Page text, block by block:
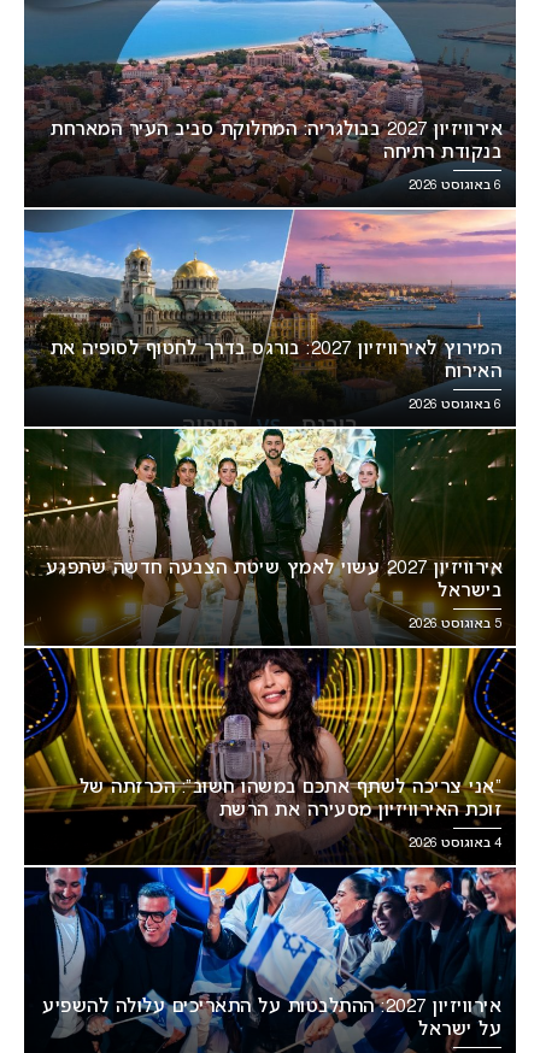
אירוויזיון 2027 בבולגריה: המחלוקת סביב העיר המארחת
בנקודת רתיחה
6 באוגוסט 2026
המירוץ לאירוויזיון 2027: בורגס בדרך לחטוף לסופיה את
האירוח
6 באוגוסט 2026
אירוויזיון 2027 עשוי לאמץ שיטת הצבעה חדשה שתפגע
בישראל
5 באוגוסט 2026
“אני צריכה לשתף אתכם במשהו חשוב”: הכרזתה של
זוכת האירוויזיון מסעירה את הרשת
4 באוגוסט 2026
אירוויזיון 2027: ההתלבטות על התאריכים עלולה להשפיע
על ישראל